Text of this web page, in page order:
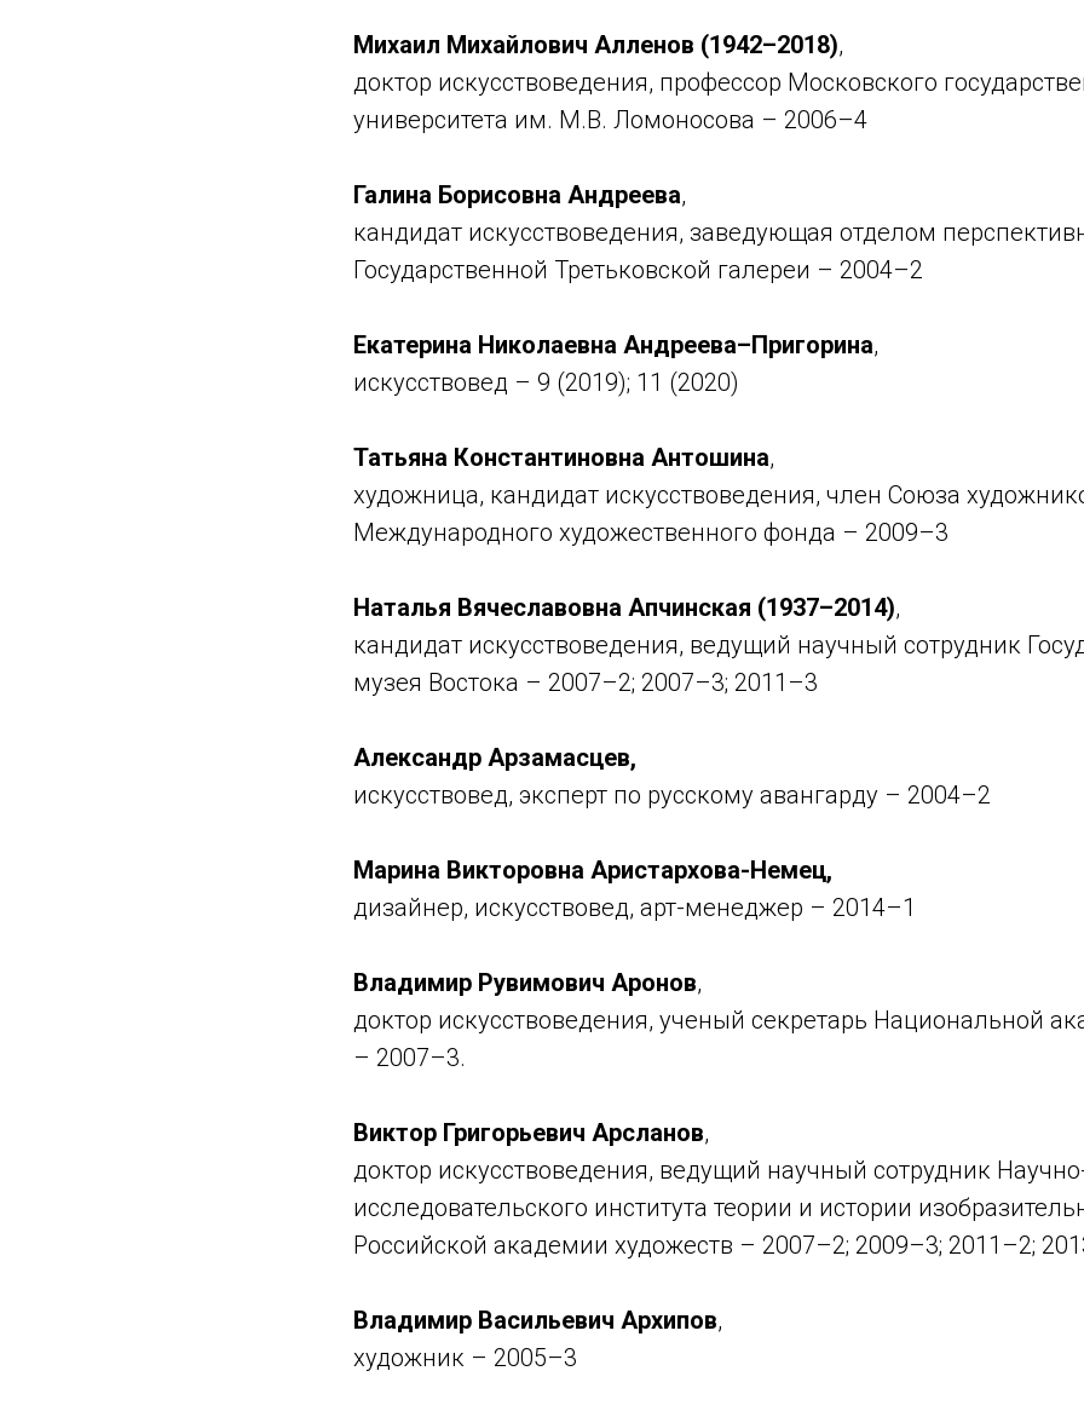
Михаил Михайлович Алленов (1942–2018),
доктор искусствоведения, профессор Московского
университета им. М.В. Ломоносова – 2006–4
Галина Борисовна Андреева,
кандидат искусствоведения, заведующая отделом
Государственной Третьковской галереи – 2004–2
Екатерина Николаевна Андреева–Пригорина,
искусствовед – 9 (2019); 11 (2020)
Татьяна Константиновна Антошина,
художница, кандидат искусствоведения, член Союза
Международного художественного фонда – 2009–3
Наталья Вячеславовна Апчинская (1937–2014),
кандидат искусствоведения, ведущий научный сотрудник
музея Востока – 2007–2; 2007–3; 2011–3
Александр Арзамасцев,
искусствовед, эксперт по русскому авангарду – 2004–2
Марина Викторовна Аристархова-Немец,
дизайнер, искусствовед, арт-менеджер – 2014–1
Владимир Рувимович Аронов,
доктор искусствоведения, ученый секретарь Национальной
– 2007–3.
Виктор Григорьевич Арсланов,
доктор искусствоведения, ведущий научный сотрудник
исследовательского института теории и истории
Российской академии художеств – 2007–2; 2009–3; 2011–2;
Владимир Васильевич Архипов,
художник – 2005–3